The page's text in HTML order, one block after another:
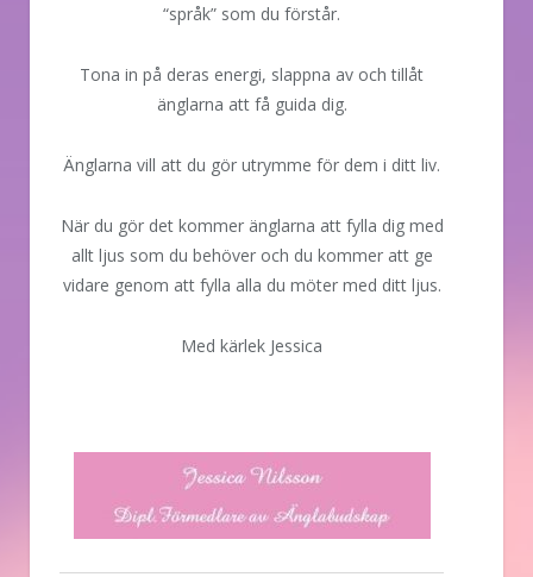
“språk” som du förstår.
Tona in på deras energi, slappna av och tillåt
änglarna att få guida dig.
Änglarna vill att du gör utrymme för dem i ditt liv.
När du gör det kommer änglarna att fylla dig med
allt ljus som du behöver och du kommer att ge
vidare genom att fylla alla du möter med ditt ljus.
Med kärlek Jessica